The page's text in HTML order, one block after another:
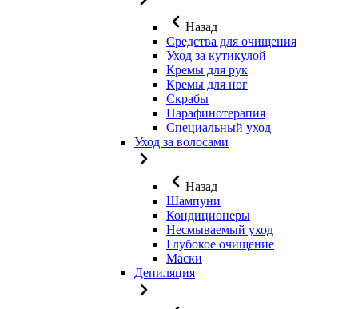
Назад
Средства для очищения
Уход за кутикулой
Кремы для рук
Кремы для ног
Скрабы
Парафинотерапия
Специальный уход
Уход за волосами
Назад
Шампуни
Кондиционеры
Несмываемый уход
Глубокое очищение
Маски
Депиляция